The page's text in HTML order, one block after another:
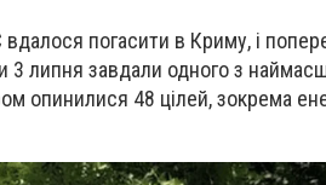
погасити в Криму, і
3 липня завдали одного з
опинилися 48 цілей, зокрема